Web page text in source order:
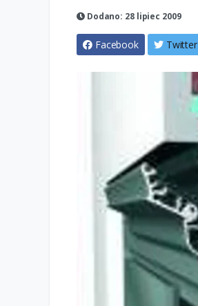
Dodano: 28 lipiec 2009
Facebook Twitter